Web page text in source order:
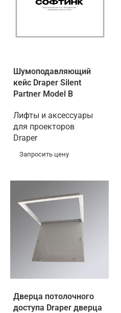
Шумоподавляющий
кейс Draper Silent
Partner Model B
Лифты и аксессуары
для проекторов
Draper
Запросить цену
Дверца потолочного
доступа Draper дверца